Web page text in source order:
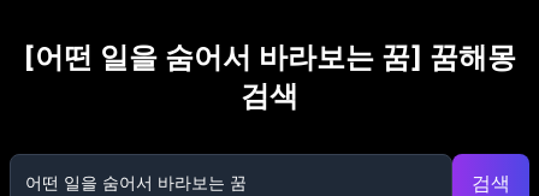
[어떤 일을 숨어서 바라보는 꿈] 꿈해몽
검색
검색